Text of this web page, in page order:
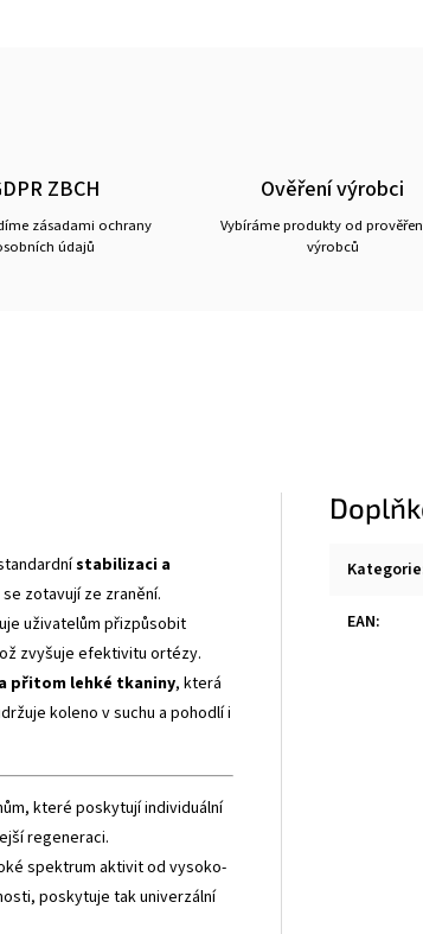
ZBCH
zásadami ochrany
údajů
Ověření výrobci
Vybíráme produkty od
výrobců
stabilizaci a
zotavují ze zranění.
uživatelům přizpůsobit
zvyšuje efektivitu ortézy.
přitom lehké tkaniny, která
koleno v suchu a pohodlí i
které poskytují individuální
regeneraci.
spektrum aktivit od vysoko-
poskytuje tak univerzální
Kategorie
EAN: